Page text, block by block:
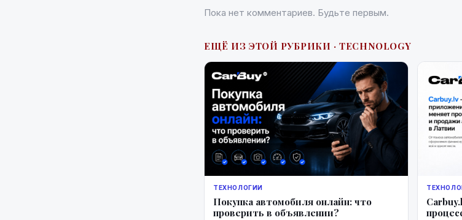
Пока нет комментариев. Будьте первым.
ЕЩЁ ИЗ ЭТОЙ РУБРИКИ · TECHNOLOGY
ТЕХНОЛОГИИ
Покупка автомобиля онлайн: что
проверить в объявлении?